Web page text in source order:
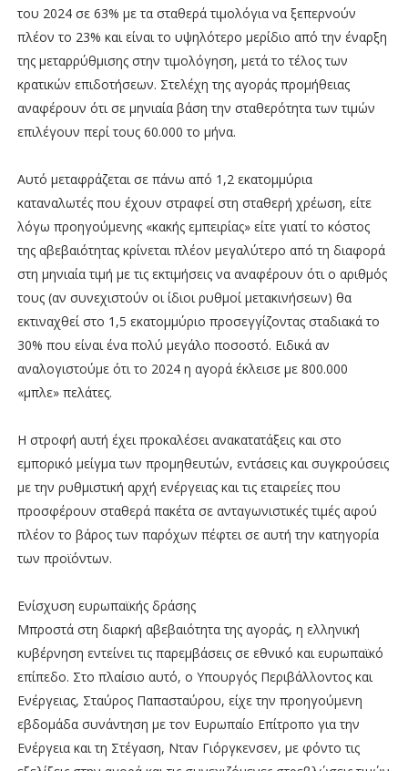
του 2024 σε 63% με τα σταθερά τιμολόγια να ξεπερνούν
πλέον το 23% και είναι το υψηλότερο μερίδιο από την έναρξη
της μεταρρύθμισης στην τιμολόγηση, μετά το τέλος των
κρατικών επιδοτήσεων. Στελέχη της αγοράς προμήθειας
αναφέρουν ότι σε μηνιαία βάση την σταθερότητα των τιμών
επιλέγουν περί τους 60.000 το μήνα.
Αυτό μεταφράζεται σε πάνω από 1,2 εκατομμύρια
καταναλωτές που έχουν στραφεί στη σταθερή χρέωση, είτε
λόγω προηγούμενης «κακής εμπειρίας» είτε γιατί το κόστος
της αβεβαιότητας κρίνεται πλέον μεγαλύτερο από τη διαφορά
στη μηνιαία τιμή με τις εκτιμήσεις να αναφέρουν ότι ο αριθμός
τους (αν συνεχιστούν οι ίδιοι ρυθμοί μετακινήσεων) θα
εκτιναχθεί στο 1,5 εκατομμύριο προσεγγίζοντας σταδιακά το
30% που είναι ένα πολύ μεγάλο ποσοστό. Ειδικά αν
αναλογιστούμε ότι το 2024 η αγορά έκλεισε με 800.000
«μπλε» πελάτες.
Η στροφή αυτή έχει προκαλέσει ανακατατάξεις και στο
εμπορικό μείγμα των προμηθευτών, εντάσεις και συγκρούσεις
με την ρυθμιστική αρχή ενέργειας και τις εταιρείες που
προσφέρουν σταθερά πακέτα σε ανταγωνιστικές τιμές αφού
πλέον το βάρος των παρόχων πέφτει σε αυτή την κατηγορία
των προϊόντων.
Ενίσχυση ευρωπαϊκής δράσης
Μπροστά στη διαρκή αβεβαιότητα της αγοράς, η ελληνική
κυβέρνηση εντείνει τις παρεμβάσεις σε εθνικό και ευρωπαϊκό
επίπεδο. Στο πλαίσιο αυτό, ο Υπουργός Περιβάλλοντος και
Ενέργειας, Σταύρος Παπασταύρου, είχε την προηγούμενη
εβδομάδα συνάντηση με τον Ευρωπαίο Επίτροπο για την
Ενέργεια και τη Στέγαση, Νταν Γιόργκενσεν, με φόντο τις